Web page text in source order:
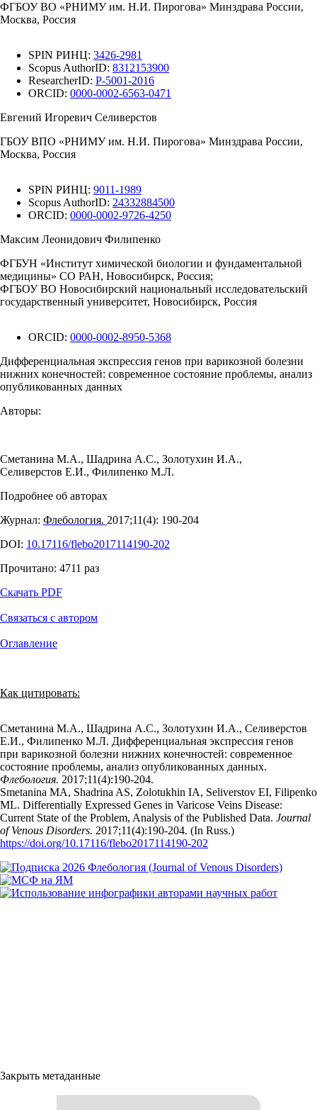
ФГБОУ ВО «РНИМУ им. Н.И. Пирогова» Минздрава России,
Москва, Россия
SPIN РИНЦ: 3426-2981
Scopus AuthorID: 8312153900
ResearcherID: P-5001-2016
ORCID: 0000-0002-6563-0471
Евгений Игоревич Селиверстов
ГБОУ ВПО «РНИМУ им. Н.И. Пирогова» Минздрава России,
Москва, Россия
SPIN РИНЦ: 9011-1989
Scopus AuthorID: 24332884500
ORCID: 0000-0002-9726-4250
Максим Леонидович Филипенко
ФГБУН «Институт химической биологии и фундаментальной
медицины» СО РАН, Новосибирск, Россия;
ФГБОУ ВО Новосибирский национальный исследовательский
государственный университет, Новосибирск, Россия
ORCID: 0000-0002-8950-5368
Дифференциальная экспрессия генов при варикозной болезни
нижних конечностей: современное состояние проблемы, анализ
опубликованных данных
Авторы:
Сметанина М.А., Шадрина А.С., Золотухин И.А.,
Селиверстов Е.И., Филипенко М.Л.
Подробнее об авторах
Журнал: Флебология. 2017;11(4): 190‑204
DOI: 10.17116/flebo2017114190-202
Прочитано: 4711 раз
Скачать PDF
Связаться с автором
Оглавление
Как цитировать:
Сметанина М.А., Шадрина А.С., Золотухин И.А., Селиверстов
Е.И., Филипенко М.Л. Дифференциальная экспрессия генов
при варикозной болезни нижних конечностей: современное
состояние проблемы, анализ опубликованных данных.
Флебология. 2017;11(4):190‑204.
Smetanina MA, Shadrina AS, Zolotukhin IA, Seliverstov EI, Filipenko
ML. Differentially Expressed Genes in Varicose Veins Disease:
Current State of the Problem, Analysis of the Published Data. Journal
of Venous Disorders. 2017;11(4):190‑204. (In Russ.)
https://doi.org/10.17116/flebo2017114190-202
Закрыть метаданные